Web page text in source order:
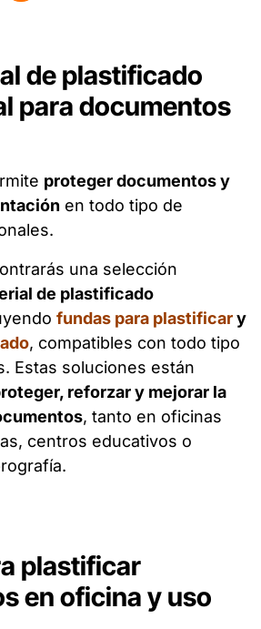
de plastificado
para documentos
proteger documentos y
en todo tipo de
una selección
de plastificado
fundas para plastificary
, compatibles con todo tipo
Estas soluciones están
reforzar y mejorar la
, tanto en oficinas
centros educativos o
plastificar
en oficina y uso